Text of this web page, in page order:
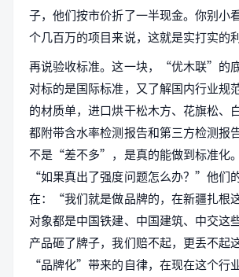
子，他们按市价折了一半现金。你别小
个几百万的项目来说，这就是实打实的利
再说验收标准。这一块，“优木联”的
对标的是国际标准，又了解国内行业规
的材质单，进口烘干松木方、花旗松、
都附带含水率检测报告和第三方检测报
不是“差不多”，是真的能做到标准化。
“如果真出了强度问题怎么办？”他们
在：“我们就是做品牌的，在新疆扎根
对象都是中国铁建、中国建筑、中交这
产品砸了牌子，我们赔不起，更丢不起
“品牌化”带来的自律，在现在这个行